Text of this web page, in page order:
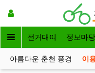
인 자전거대여 정보마당
아름다운 춘천 풍경 이